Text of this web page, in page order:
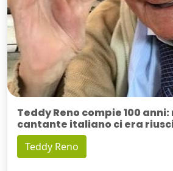
Teddy Reno compie 100 anni:
cantante italiano ci era
Teddy Reno